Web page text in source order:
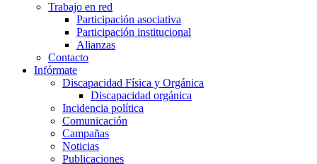
Trabajo en red
Participación asociativa
Participación institucional
Alianzas
Contacto
Infórmate
Discapacidad Física y Orgánica
Discapacidad orgánica
Incidencia política
Comunicación
Campañas
Noticias
Publicaciones